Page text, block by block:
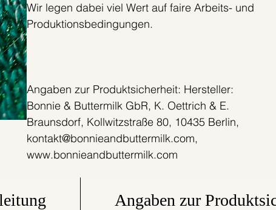
Wir legen dabei viel Wert auf faire Arbeits- und
Produktionsbedingungen.
Angaben zur Produktsicherheit: Hersteller:
Bonnie & Buttermilk GbR, K. Oettrich & E.
Braunsdorf, Kollwitzstraße 80, 10435 Berlin,
kontakt@bonnieandbuttermilk.com,
www.bonnieandbuttermilk.com
Angaben zur